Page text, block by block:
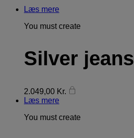
Læs mere
You must create
Silver jeans
2.049,00 Kr.
Læs mere
You must create